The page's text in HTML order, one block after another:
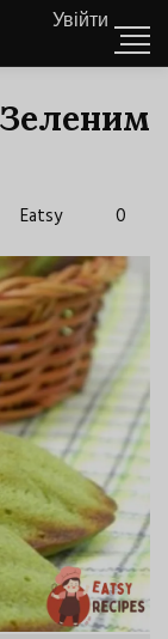
Увійти
Eatsy 0